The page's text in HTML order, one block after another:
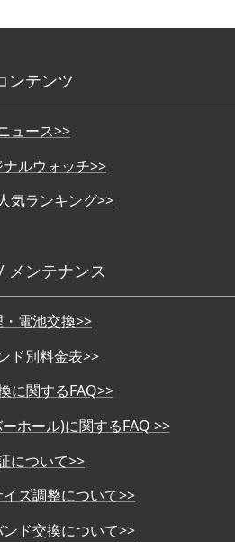
ンテンツ
ュース>>
ルウォッチ>>
気ランキング>>
メンテナンス
電池交換>>
ド別料金表>>
に関するFAQ>>
ホール)に関するFAQ >>
について>>
ズ調整について>>
ド交換について>>